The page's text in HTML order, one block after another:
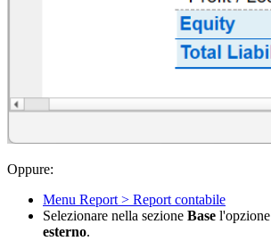
Oppure:
Menu Report > Report contabile
Selezionare nella sezione Base l'opzione
esterno.